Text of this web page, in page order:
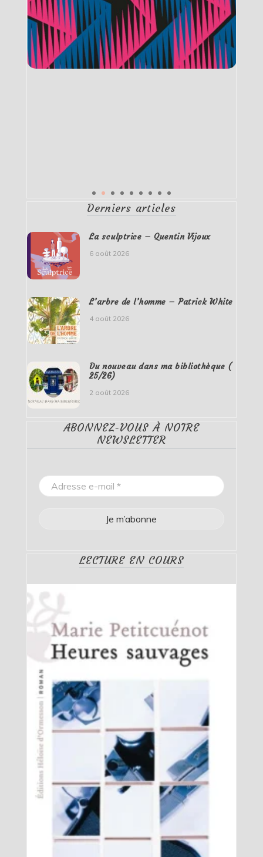
Derniers articles
La sculptrice – Quentin Vijoux
6 août 2026
L’arbre de l’homme – Patrick White
4 août 2026
Du nouveau dans ma bibliothèque (
25/26)
2 août 2026
ABONNEZ-VOUS À NOTRE
NEWSLETTER
LECTURE EN COURS